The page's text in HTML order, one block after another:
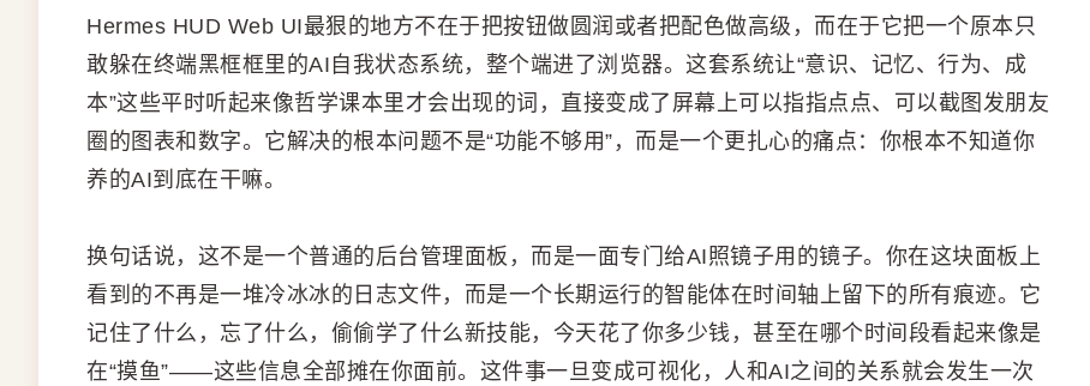
Hermes HUD Web UI最狠的地方不在于把按钮做圆润或者把配色做高级，而在于它把一个原本只
敢躲在终端黑框框里的AI自我状态系统，整个端进了浏览器。这套系统让“意识、记忆、行为、成
本”这些平时听起来像哲学课本里才会出现的词，直接变成了屏幕上可以指指点点、可以截图发朋友
圈的图表和数字。它解决的根本问题不是“功能不够用”，而是一个更扎心的痛点：你根本不知道你
养的AI到底在干嘛。
换句话说，这不是一个普通的后台管理面板，而是一面专门给AI照镜子用的镜子。你在这块面板上
看到的不再是一堆冷冰冰的日志文件，而是一个长期运行的智能体在时间轴上留下的所有痕迹。它
记住了什么，忘了什么，偷偷学了什么新技能，今天花了你多少钱，甚至在哪个时间段看起来像是
在“摸鱼”——这些信息全部摊在你面前。这件事一旦变成可视化，人和AI之间的关系就会发生一次